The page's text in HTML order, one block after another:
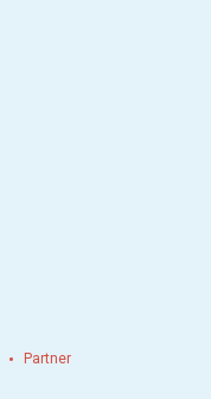
Partner